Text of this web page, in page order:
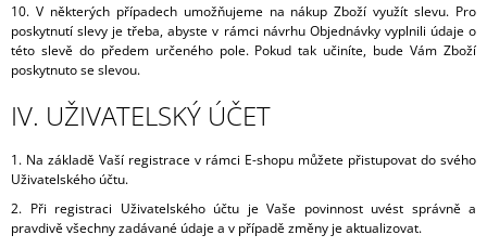
10. V některých případech umožňujeme na nákup Zboží využít slevu. Pro
poskytnutí slevy je třeba, abyste v rámci návrhu Objednávky vyplnili údaje o
této slevě do předem určeného pole. Pokud tak učiníte, bude Vám Zboží
poskytnuto se slevou.
IV. UŽIVATELSKÝ ÚČET
1. Na základě Vaší registrace v rámci E-shopu můžete přistupovat do svého
Uživatelského účtu.
2. Při registraci Uživatelského účtu je Vaše povinnost uvést správně a
pravdivě všechny zadávané údaje a v případě změny je aktualizovat.